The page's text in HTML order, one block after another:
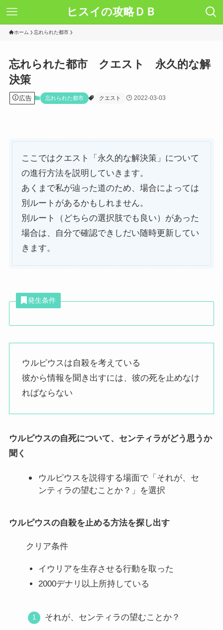
ヒスイの攻略ＤＢ
ホーム 忘れられた都市
忘れられた都市 クエスト 永久的な解
決策
広告 忘れられた都市 クエスト 2022-03-03
ここではクエスト「永久的な解決策」について
の進行方法を説明していきます。
あくまで私が辿った道のため、場合によっては
別ルートがあるかもしれません。
別ルート（どちらの選択肢でも良い）があった
場合は、自分で確認できしだい随時更新してい
きます。
発生条件
ウルピウスは自殺を考えている
彼から情報を聞き出すには、彼の死を止めなけ
ればならない
ウルピウスの自死について、センティラがどう思うか
聞く
ウルピウスを説得する場面で「それが、セ
ンティラの望むことか？」を選択
ウルピウスの自殺を止める方法を探し出す
クリア条件
イウリアを生存させる行動を取った
2000デナリ以上所持している
それが、センティラの望むことか？